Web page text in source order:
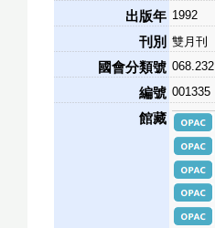
出版年 1992
刊別 雙月刊
國會分類號 068.232
編號 001335
館藏